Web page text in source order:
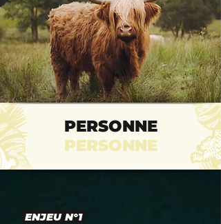
PERSONNE
PERSONNE
ENJEU N°1